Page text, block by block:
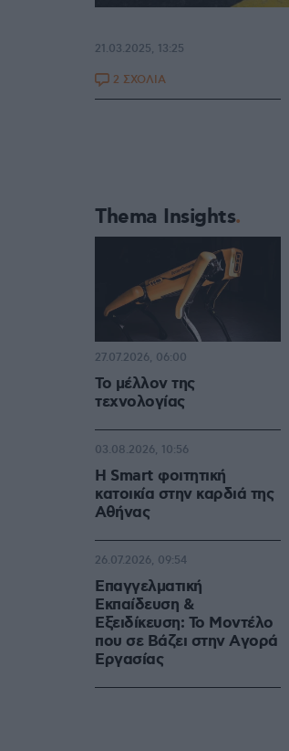
21.03.2025, 13:25
2 ΣΧΟΛΙΑ
Thema Insights
Το μέλλον της
τεχνολογίας
27.07.2026, 06:00
Η Smart φοιτητική
κατοικία στην καρδιά της
Αθήνας
03.08.2026, 10:56
Επαγγελματική
Εκπαίδευση &
Εξειδίκευση: Το Mοντέλο
που σε Bάζει στην Aγορά
Eργασίας
26.07.2026, 09:54